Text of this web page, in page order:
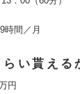
時間／月
い貰える
円